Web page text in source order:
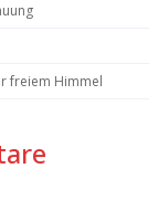
freiem Himmel